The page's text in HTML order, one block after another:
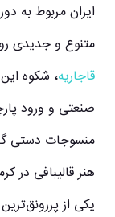
ایران مربوط به
متنوع و جدیدی
قاجاریه، شکوه
صنعتی و ورود
منسوجات دستی
هنر قالیبافی در
یکی از